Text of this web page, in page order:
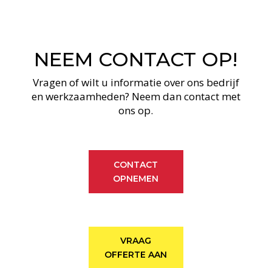
NEEM CONTACT OP!
Vragen of wilt u informatie over ons bedrijf
en werkzaamheden? Neem dan contact met
ons op.
CONTACT
OPNEMEN
VRAAG
OFFERTE AAN